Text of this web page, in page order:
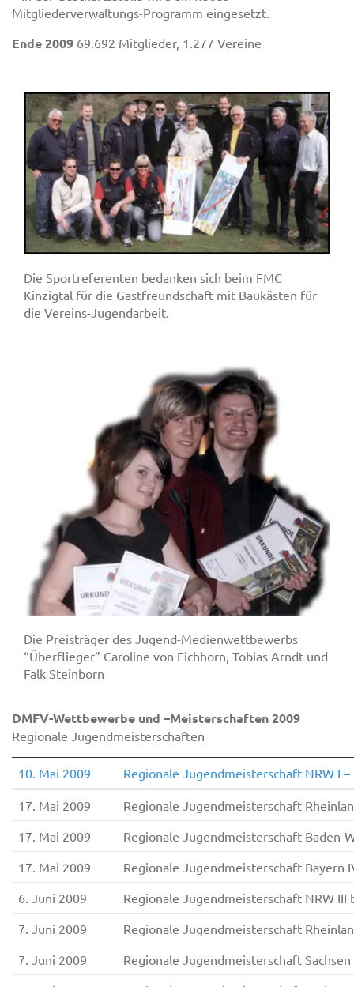
Mitgliederverwaltungs-Programm eingesetzt.
Ende 2009 69.692 Mitglieder, 1.277 Vereine
Die Sportreferenten bedanken sich beim FMC
Kinzigtal für die Gastfreundschaft mit Baukästen für
die Vereins-Jugendarbeit.
Die Preisträger des Jugend-Medienwettbewerbs
“Überflieger” Caroline von Eichhorn, Tobias Arndt und
Falk Steinborn
DMFV-Wettbewerbe und –Meisterschaften 2009
Regionale Jugendmeisterschaften
10. Mai 2009 Regionale Jugendmeisterschaft NRW I
17. Mai 2009
Regionale Jugendmeisterschaft
17. Mai 2009
Regionale Jugendmeisterschaft
17. Mai 2009
Regionale Jugendmeisterschaft Bayern
6. Juni 2009
Regionale Jugendmeisterschaft NRW
7. Juni 2009
Regionale Jugendmeisterschaft
7. Juni 2009
Regionale Jugendmeisterschaft